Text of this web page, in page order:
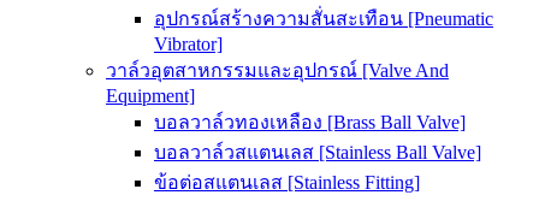
อุปกรณ์สร้างความสั่นสะเทือน [Pneumatic
Vibrator]
วาล์วอุตสาหกรรมและอุปกรณ์ [Valve And
Equipment]
บอลวาล์วทองเหลือง [Brass Ball Valve]
บอลวาล์วสแตนเลส [Stainless Ball Valve]
ข้อต่อสแตนเลส [Stainless Fitting]